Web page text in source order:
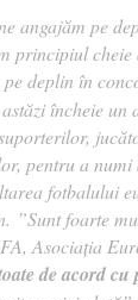
angajăm pe
principiul
pe deplin în
încheie un
pentru a numi
fotbalului
”Sunt foarte
Asociaţia
de acord cu